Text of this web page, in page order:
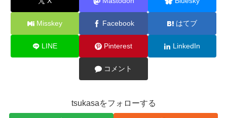
Misskey Facebook はてブ
LINE Pinterest LinkedIn
コメント
tsukasaをフォローする